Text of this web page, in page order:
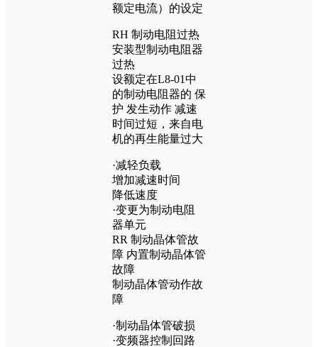
额定电流）的设定
RH 制动电阻过热
安装型制动电阻器
过热
设额定在L8-01中
的制动电阻器的 保
护 发生动作 减速
时间过短，来自电
机的再生能量过大
·减轻负载
增加减速时间
降低速度
·变更为制动电阻
器单元
RR 制动晶体管故
障 内置制动晶体管
故障
制动晶体管动作故
障
·制动晶体管破损
·变频器控制回路